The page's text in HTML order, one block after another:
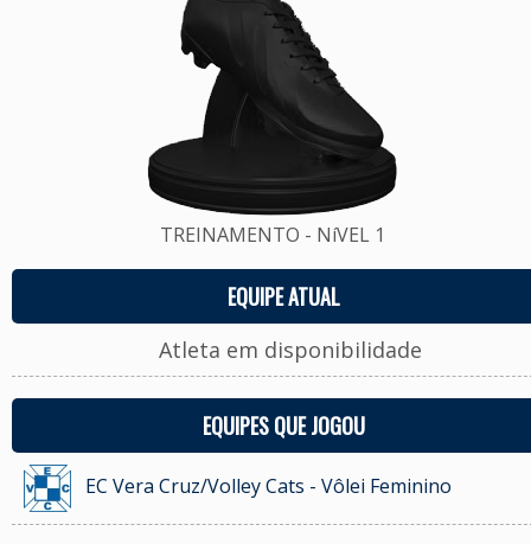
TREINAMENTO - NíVEL 1
EQUIPE ATUAL
Atleta em disponibilidade
EQUIPES QUE JOGOU
EC Vera Cruz/Volley Cats - Vôlei Feminino